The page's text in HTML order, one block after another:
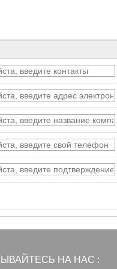
НА НАС :